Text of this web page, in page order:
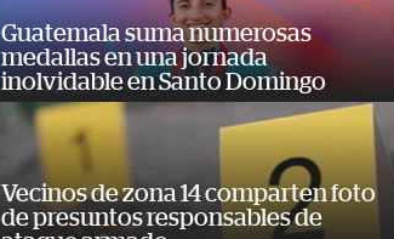
Guatemala suma numerosas
medallas en una jornada
inolvidable en Santo Domingo
Vecinos de zona 14 comparten foto
de presuntos responsables de